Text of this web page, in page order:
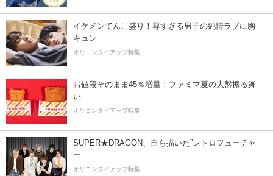
イケメンてんこ盛り！尊すぎる男子の純情ラブに胸
キュン
オリコンタイアップ特集
お値段そのまま45％増量！ファミマ夏の大盤振る舞
い
オリコンタイアップ特集
SUPER★DRAGON、自ら描いた”レトロフューチャ
ー”
オリコンタイアップ特集